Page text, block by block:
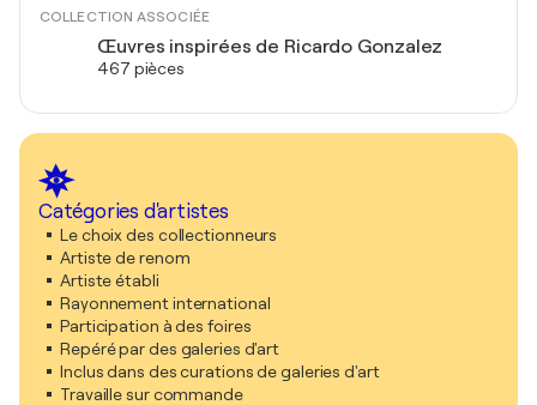
COLLECTION ASSOCIÉE
Œuvres inspirées de Ricardo Gonzalez
467 pièces
Catégories d'artistes
Le choix des collectionneurs
Artiste de renom
Artiste établi
Rayonnement international
Participation à des foires
Repéré par des galeries d'art
Inclus dans des curations de galeries d'art
Travaille sur commande